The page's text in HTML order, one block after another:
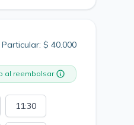
Particular: $ 40.000
al reembolsar
11:30